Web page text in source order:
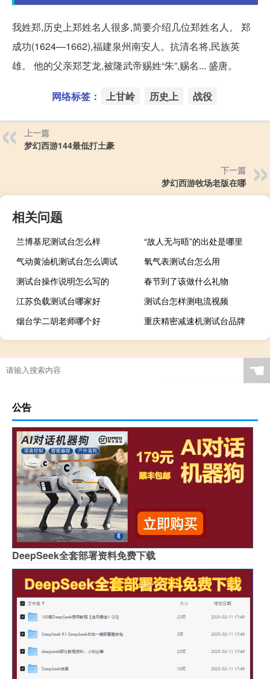
我姓郑,历史上郑姓名人很多,简要介绍几位郑姓名人。 郑
成功(1624—1662),福建泉州南安人。抗清名将,民族英
雄。 他的父亲郑芝龙,被隆武帝赐姓“朱”,赐名... 盛唐。
网络标签： 上甘岭 历史上 战役
上一篇
梦幻西游144最低打土豪
下一篇
梦幻西游牧场老版在哪
相关问题
兰博基尼测试台怎么样
“故人无与晤”的出处是哪里
气动黄油机测试台怎么调试
氧气表测试台怎么用
测试台操作说明怎么写的
春节到了该做什么礼物
江苏负载测试台哪家好
测试台怎样测电流视频
烟台学二胡老师哪个好
重庆精密减速机测试台品牌
☚
公告
DeepSeek全套部署资料免费下载